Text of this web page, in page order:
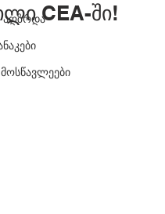
CEA-ში!